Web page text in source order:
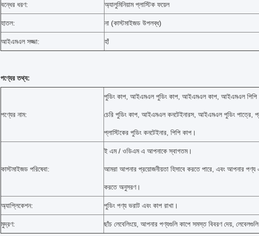
বন্ধের ধরণ: অ্যালুমিনিয়াম প্লাস্টিক ফয়েল
হাতল: না (কাস্টমাইজড উপলব্ধ)
আইএমএল সজ্জা: হাঁ
পণ্যের তথ্য:
পণ্যের নাম:
পুডিং কাপ, আইএমএল পুডিং কাপ, আইএমএল কাপ, আইএমএল পিপি
চেরি পুডিং কাপ, আইএমএল কনটেইনারস, আইএমএল পুডিং পাত্রে,
প্লাস্টিকের পুডিং কনটেইনার, পিপি কাপ।
কাস্টমাইজড পরিষেবা:
ই এম / ওডিএম এ আপনাকে স্বাগতম।
আমরা আপনার প্রয়োজনীয়তা হিসাবে করতে পারে, এবং আপনার পণ্য
করতে অনুসরণ।
অ্যাপ্লিকেশন: পুডিং পণ্য ভরাট এবং কাপ রাখা।
মুদ্রণ: ছাঁচ লেবেলিংয়ে, আপনার পণ্যগুলি কাপে সমস্ত বিবরণ দেয়,